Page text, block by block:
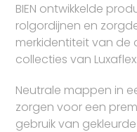
BIEN ontwikkelde
rolgordijnen en
merkidentiteit van de
collecties van Luxaflex.
Neutrale mappen in
zorgen voor een
gebruik van